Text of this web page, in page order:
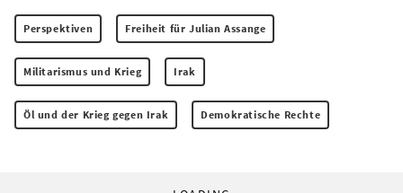
Perspektiven Freiheit für Julian Assange
Militarismus und Krieg Irak
Öl und der Krieg gegen Irak Demokratische Rechte